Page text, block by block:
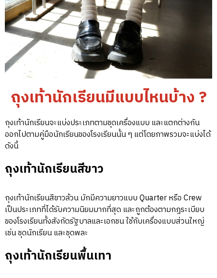
ถุงเท้านักเรียนมีแบบไหนบ้าง ?
ถุงเท้านักเรียนจะแบ่งประเภทตามชุดเครื่องแบบ และแตกต่างกัน
ออกไปตามคู่มือนักเรียนของโรงเรียนนั้น ๆ แต่โดยภาพรวมจะแบ่งได้
ดังนี้
ถุงเท้านักเรียนสีขาว
ถุงเท้านักเรียนสีขาวล้วน มักมีความยาวแบบ Quarter หรือ Crew
เป็นประเภทที่ได้รับความนิยมมากที่สุด และถูกต้องตามกฎระเบียบ
ของโรงเรียนทั้งสังกัดรัฐบาลและเอกชน ใช้กับเครื่องแบบส่วนใหญ่
เช่น ชุดนักเรียน และชุดพละ
ถุงเท้านักเรียนพื้นเทา